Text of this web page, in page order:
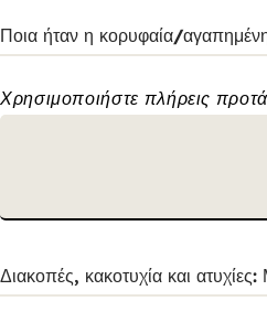
Ποια ήταν η κορυφαία/
Χρησιμοποιήστε πλήρεις
Διακοπές, κακοτυχία και